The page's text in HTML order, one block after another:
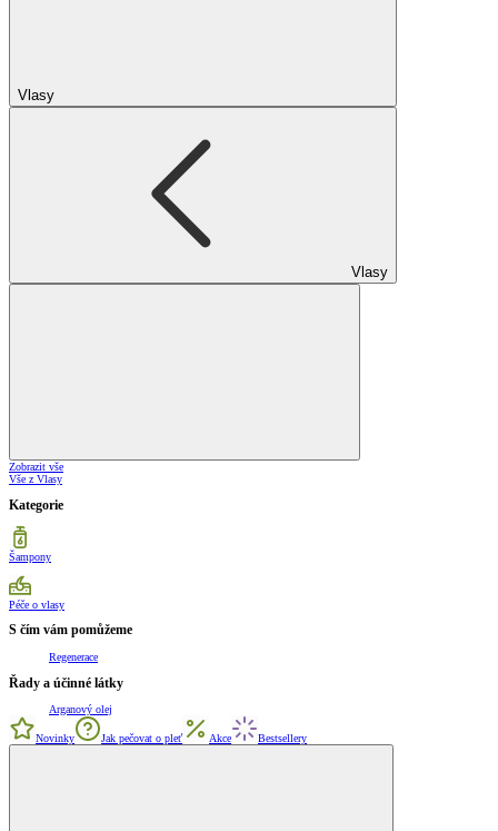
Vlasy
Vlasy
Zobrazit vše
Vše z Vlasy
Kategorie
Šampony
Péče o vlasy
S čím vám pomůžeme
Regenerace
Řady a účinné látky
Arganový olej
Novinky Jak pečovat o pleť Akce Bestsellery